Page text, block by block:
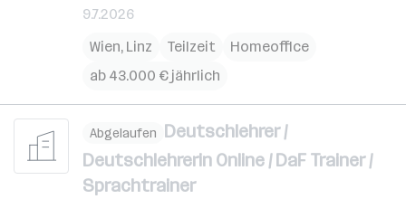
9.7.2026
Wien, Linz Teilzeit
Homeoffice
ab 43.000 € jährlich
Abgelaufen Deutschlehrer /
Deutschlehrerin Online / DaF Trainer /
Sprachtrainer